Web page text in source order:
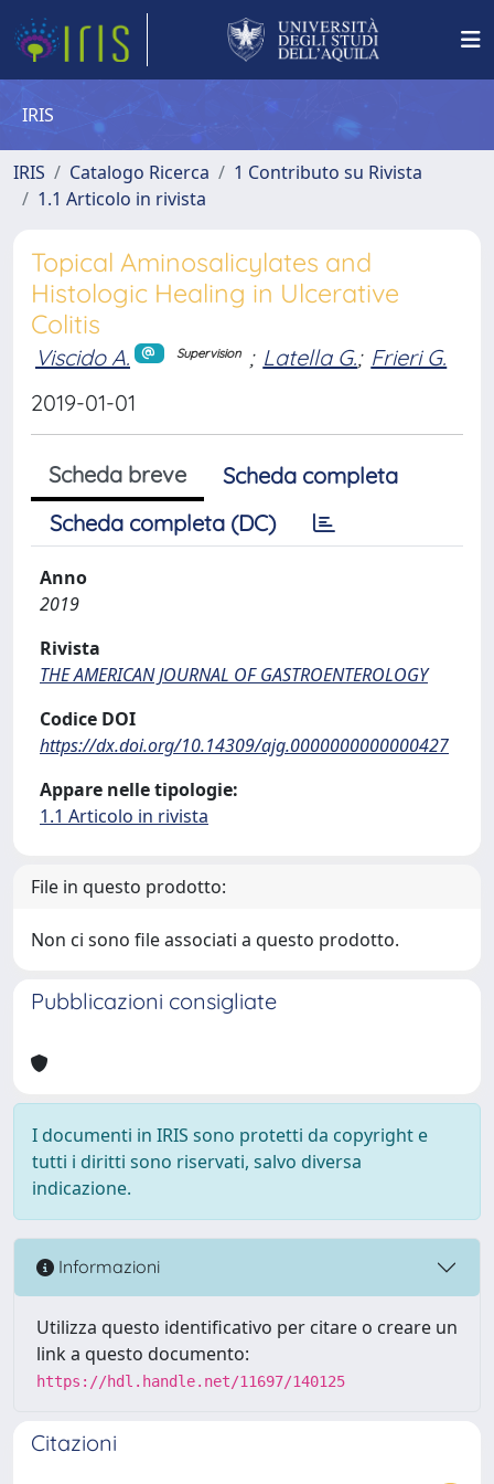
IRIS
IRIS Catalogo Ricerca
1 Contributo su Rivista
1.1 Articolo in rivista
Topical Aminosalicylates and
Histologic Healing in Ulcerative
Colitis
Viscido A. Supervision ; Latella G.; Frieri G.
2019-01-01
Scheda breve
Scheda completa
Scheda completa (DC)
Anno
2019
Rivista
THE AMERICAN JOURNAL OF GASTROENTEROLOGY
Codice DOI
https://dx.doi.org/10.14309/ajg.0000000000000427
Appare nelle tipologie:
1.1 Articolo in rivista
File in questo prodotto:
Non ci sono file associati a questo prodotto.
Pubblicazioni consigliate
I documenti in IRIS sono protetti da copyright e
tutti i diritti sono riservati, salvo diversa
indicazione.
Informazioni
Utilizza questo identificativo per citare o creare un
link a questo documento:
https://hdl.handle.net/11697/140125
Citazioni